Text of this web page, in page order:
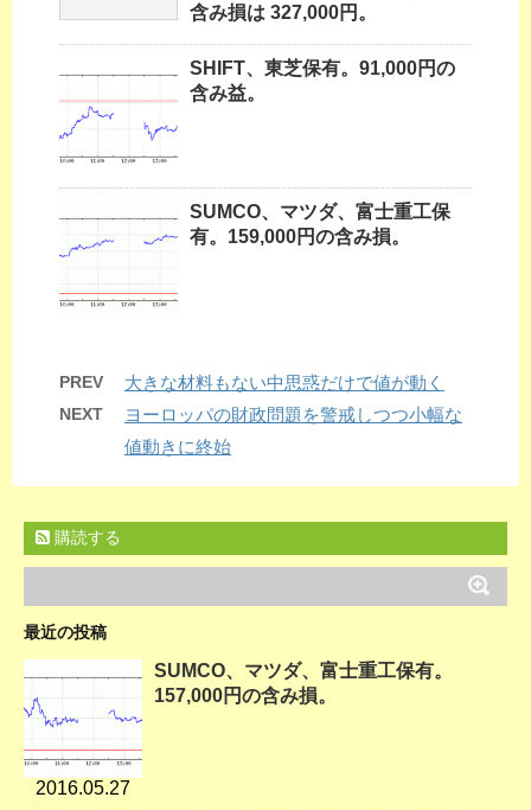
含み損は 327,000円。
SHIFT、東芝保有。91,000円の
含み益。
SUMCO、マツダ、富士重工保
有。159,000円の含み損。
PREV 大きな材料もない中思惑だけで値が動く
NEXT
ヨーロッパの財政問題を警戒しつつ小幅な
値動きに終始
購読する
最近の投稿
2016.05.27
SUMCO、マツダ、富士重工保有。
157,000円の含み損。